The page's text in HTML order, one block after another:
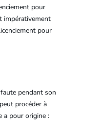
pour
impérativement
pour
pendant son
procéder à
a pour origine :